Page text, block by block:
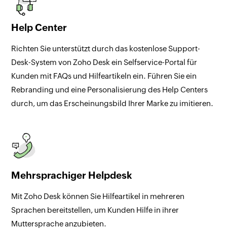
Help Center
Richten Sie unterstützt durch das kostenlose Support-
Desk-System von Zoho Desk ein Selfservice-Portal für
Kunden mit FAQs und Hilfeartikeln ein. Führen Sie ein
Rebranding und eine Personalisierung des Help Centers
durch, um das Erscheinungsbild Ihrer Marke zu imitieren.
Mehrsprachiger Helpdesk
Mit Zoho Desk können Sie Hilfeartikel in mehreren
Sprachen bereitstellen, um Kunden Hilfe in ihrer
Muttersprache anzubieten.